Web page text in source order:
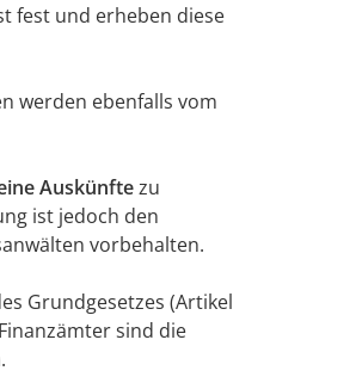
fest und erheben diese
werden ebenfalls vom
Auskünftezu
ist jedoch den
vorbehalten.
Grundgesetzes (Artikel
sind die
.